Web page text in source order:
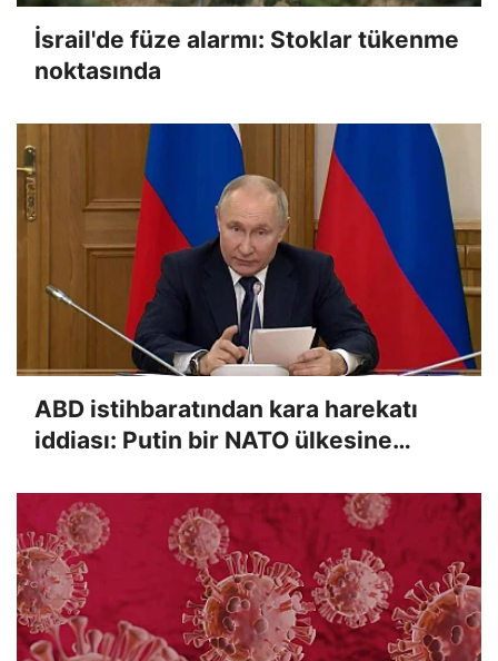
İsrail'de füze alarmı: Stoklar tükenme
noktasında
ABD istihbaratından kara harekatı
iddiası: Putin bir NATO ülkesine